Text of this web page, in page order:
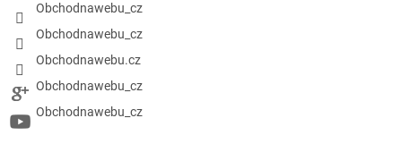
Obchodnawebu_cz
Obchodnawebu_cz
Obchodnawebu.cz
Obchodnawebu_cz
Obchodnawebu_cz